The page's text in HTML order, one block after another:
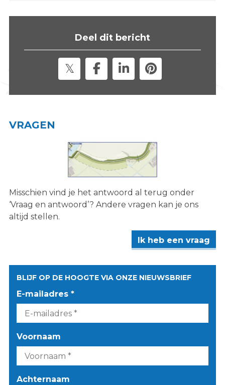
Deel dit bericht
VRAGEN
Misschien vind je het antwoord al terug onder
‘Vraag en antwoord’? Andere vragen kan je ons
altijd stellen.
Ik heb een vraag
BLIJF OP DE HOOGTE VIA ONZE NIEUWSBRIEF
E-mailadres *
Voornaam
Achternaam